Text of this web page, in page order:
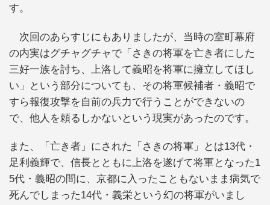
す。
次回のあらすじにもありましたが、当時の室町幕府
の内実はグチャグチャで「さきの将軍を亡き者にした
三好一族を討ち、上洛して義昭を将軍に擁立してほし
い」という部分についても、その将軍候補者・義昭で
すら報復攻撃を自前の兵力で行うことができないの
で、他人を頼るしかないという現実があったのです。
また、「亡き者」にされた「さきの将軍」とは13代・
足利義輝で、信長とともに上洛を遂げて将軍となった1
5代・義昭の間に、京都に入ったこともないまま病気で
死んでしまった14代・義栄という幻の将軍がいまし